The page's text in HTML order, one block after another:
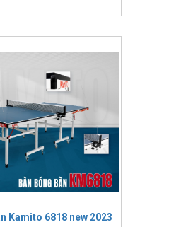
Kamito 6818 new 2023